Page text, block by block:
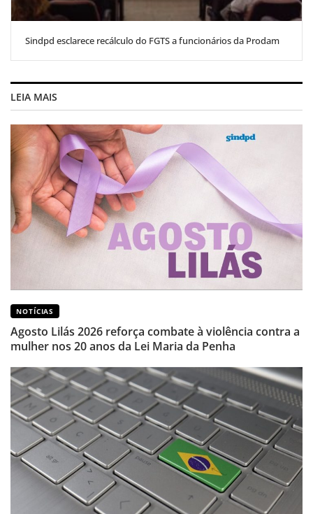
Sindpd esclarece recálculo do FGTS a funcionários da Prodam
LEIA MAIS
NOTÍCIAS
Agosto Lilás 2026 reforça combate à violência contra a
mulher nos 20 anos da Lei Maria da Penha